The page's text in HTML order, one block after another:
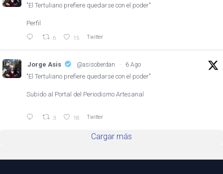
"El Tertuliano prefiere quedarse con el poder"
Perfil
6 15 Twitter
Jorge Asis @asisoberdan · 6 Ago
"El Tertuliano prefiere quedarse con el poder"
Subido al Portal del Periodismo Artesanal
3 18 Twitter
Cargar más